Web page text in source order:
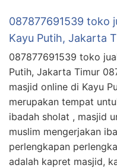
087877691539 toko
Kayu Putih, Jakarta
087877691539 toko
Putih, Jakarta Timur
masjid online di Kayu
merupakan tempat
ibadah sholat , masjid
muslim mengerjakan
perlengkapan
adalah kapret masjid,